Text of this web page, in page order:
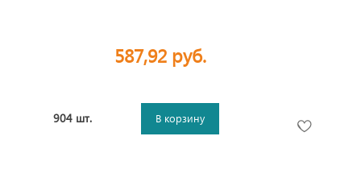
587,92 руб.
904 шт. В корзину